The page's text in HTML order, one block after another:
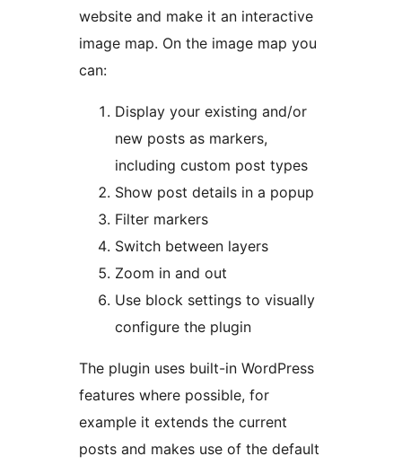
website and make it an interactive
image map. On the image map you
can:
Display your existing and/or
new posts as markers,
including custom post types
Show post details in a popup
Filter markers
Switch between layers
Zoom in and out
Use block settings to visually
configure the plugin
The plugin uses built-in WordPress
features where possible, for
example it extends the current
posts and makes use of the default